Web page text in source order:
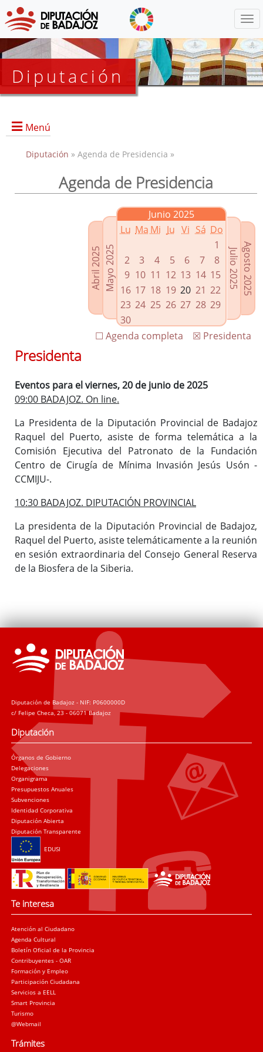
Diputación
Menú
Presidencia
Enlaces relacionados
Agenda de Presidencia
Plenos provinciales y Juntas de gobierno
Oficina de Proyectos Europeos
Diputación » Agenda de Presidencia »
Agenda de Presidencia
Abril 2025Mayo 2025
Junio 2025
Lu Ma Mi Ju Vi Sá Do
1
2
3 4 5 6 7
8
9 10 11 12 13 14 15
16 17 18 19 20 21 22
23 24 25 26 27 28 29
30
Agosto 2025
Julio 2025
☒ Presidenta
☐ Agenda completa
Presidenta
Eventos para el viernes, 20 de junio de 2025
09:00 BADAJOZ. On line.
La Presidenta de la Diputación Provincial de Badajoz
Raquel del Puerto, asiste de forma telemática a la
Comisión Ejecutiva del Patronato de la Fundación
Centro de Cirugía de Mínima Invasión Jesús Usón -
CCMIJU-.
10:30 BADAJOZ. DIPUTACIÓN PROVINCIAL
La presidenta de la Diputación Provincial de Badajoz,
Raquel del Puerto, asiste telemáticamente a la reunión
en sesión extraordinaria del Consejo General Reserva
de la Biosfera de la Siberia.
Diputación de Badajoz - NIF: P0600000D
c/ Felipe Checa, 23 - 06071 Badajoz
Diputación
Órganos de Gobierno
Delegaciones
Organigrama
Presupuestos Anuales
Subvenciones
Identidad Corporativa
Diputación Abierta
Diputación Transparente
EDUSI
Te interesa
Atención al Ciudadano
Agenda Cultural
Boletín Oficial de la Provincia
Contribuyentes - OAR
Formación y Empleo
Participación Ciudadana
Servicios a EELL
Smart Provincia
Turismo
@Webmail
Trámites